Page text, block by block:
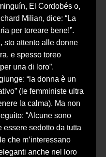
El Cordobés o,
Milian, dice: “La
per toreare bene!”.
sto attento alle donne
e spesso toreo
una di loro”.
“la donna è un
(le femministe ultra
la calma). Ma non
“Alcune sono
essere sedotto da tutta
che m’interessano
anche nel loro